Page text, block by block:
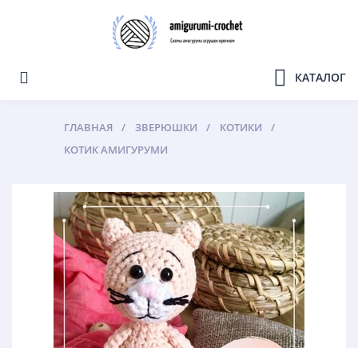
КАТАЛОГ
ГЛАВНАЯ ЗВЕРЮШКИ
КОТИКИ
КОТИК АМИГУРУМИ